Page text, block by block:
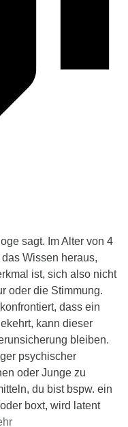
sagt. Im Alter von 4
Wissen heraus,
ist, sich also nicht
oder die Stimmung.
dass ein
kann dieser
bleiben.
psychischer
oder Junge zu
du bist bspw. ein
boxt, wird latent